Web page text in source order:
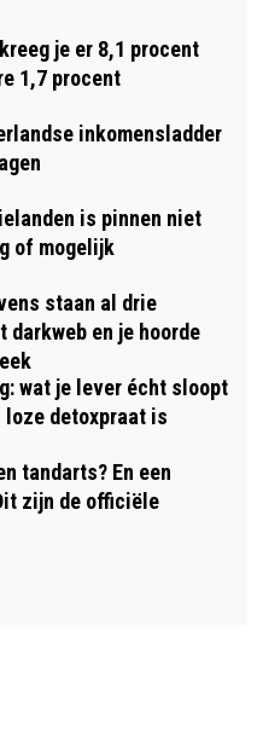
je er 8,1 procent
1,7 procent
inkomensladder
is pinnen niet
of mogelijk
staan al drie
darkweb en je hoorde
wat je lever écht sloopt
loze detoxpraat is
tandarts? En een
zijn de officiële